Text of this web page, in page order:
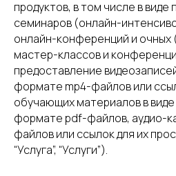
продуктов, в том числе в
семинаров (онлайн-
онлайн-конференций и очных
мастер-классов и
предоставление
формате mp4-файлов или
обучающих материалов в виде
формате pdf-файлов, аудио-
файлов или ссылок для их
“Услуга”, “Услуги”).